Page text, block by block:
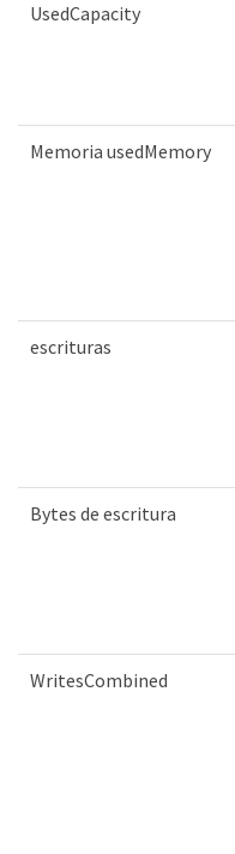
UsedCapacity
Memoria usedMemory
escrituras
Bytes de escritura
WritesCombined